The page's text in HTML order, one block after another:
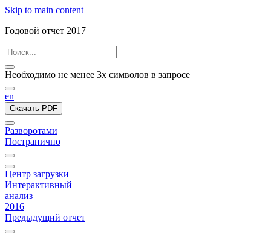
Skip to main content
Годовой отчет 2017
Необходимо не менее 3х символов в запросе
en
Скачать PDF
Разворотами
Постранично
Центр загрузки
Интерактивный
анализ
2016
Предыдущий отчет